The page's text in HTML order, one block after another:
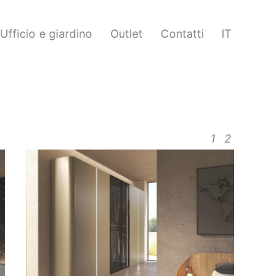
Ufficio e giardino Outlet Contatti IT
1 2